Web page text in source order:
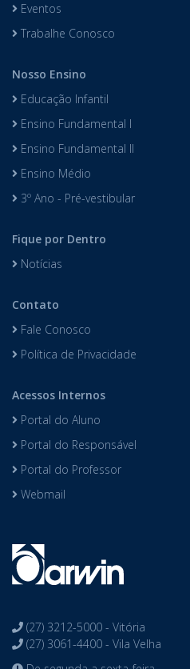
Eventos
Trabalhe Conosco
Nosso Ensino
Educação Infantil
Ensino Fundamental I
Ensino Fundamental II
Ensino Médio
3º Ano - Pré-vestibular
Fique por Dentro
Notícias
Contato
Fale Conosco
Política de Privacidade
Acessos Internos
Portal do Aluno
Portal do Responsável
Portal do Professor
Webmail
(27) 3212-5000 - Vitória
(27) 3061-4400 - Vila Velha